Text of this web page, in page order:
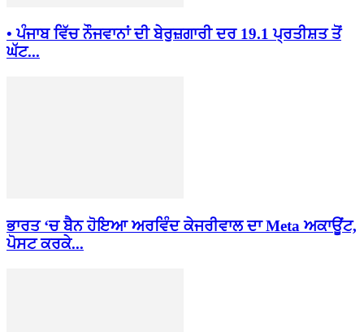
• ਪੰਜਾਬ ਵਿੱਚ ਨੌਜਵਾਨਾਂ ਦੀ ਬੇਰੁਜ਼ਗਾਰੀ ਦਰ 19.1 ਪ੍ਰਤੀਸ਼ਤ ਤੋਂ
ਘੱਟ...
ਭਾਰਤ ‘ਚ ਬੈਨ ਹੋਇਆ ਅਰਵਿੰਦ ਕੇਜਰੀਵਾਲ ਦਾ Meta ਅਕਾਊਂਟ,
ਪੋਸਟ ਕਰਕੇ...